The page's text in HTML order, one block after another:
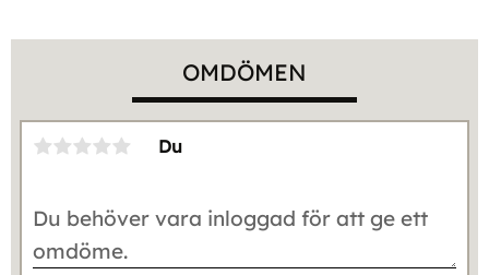
OMDÖMEN
Du